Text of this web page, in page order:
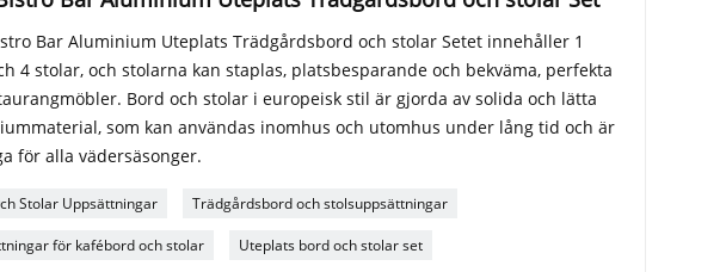
Bar Aluminium Uteplats Trädgårdsbord och stolar Setet innehåller 1
4 stolar, och stolarna kan staplas, platsbesparande och bekväma, perfekta
Bord och stolar i europeisk stil är gjorda av solida och lätta
som kan användas inomhus och utomhus under lång tid och är
för alla vädersäsonger.
Stolar Uppsättningar Trädgårdsbord och stolsuppsättningar
för kafébord och stolar Uteplats bord och stolar set